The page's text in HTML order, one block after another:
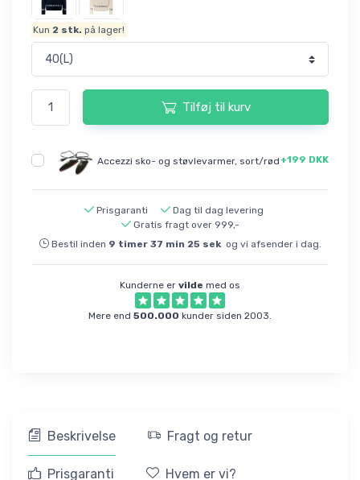
Kun 2 stk. på lager!
Tilføj til kurv
Accezzi sko- og støvlevarmer, sort/rød +199 DKK
Prisgaranti
Dag til dag levering
Gratis fragt over 999,-
Bestil inden 9 timer 37 min 25 sekog vi afsender i dag.
Kunderne er vilde med os
Mere end 500.000 kunder siden 2003.
Beskrivelse Fragt og retur
Prisgaranti Hvem er vi?